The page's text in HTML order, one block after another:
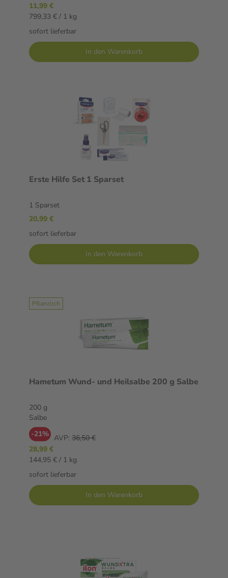
11,99 €
799,33 € / 1 kg
sofort lieferbar
In den Warenkorb
Erste Hilfe Set 1 Sparset
1 Sparset
20,99 €
sofort lieferbar
In den Warenkorb
Pflanzlich
Hametum Wund- und Heilsalbe 200 g Salbe
200 g
Salbe
-21% AVP: 36,50 €
28,99 €
144,95 € / 1 kg
sofort lieferbar
In den Warenkorb